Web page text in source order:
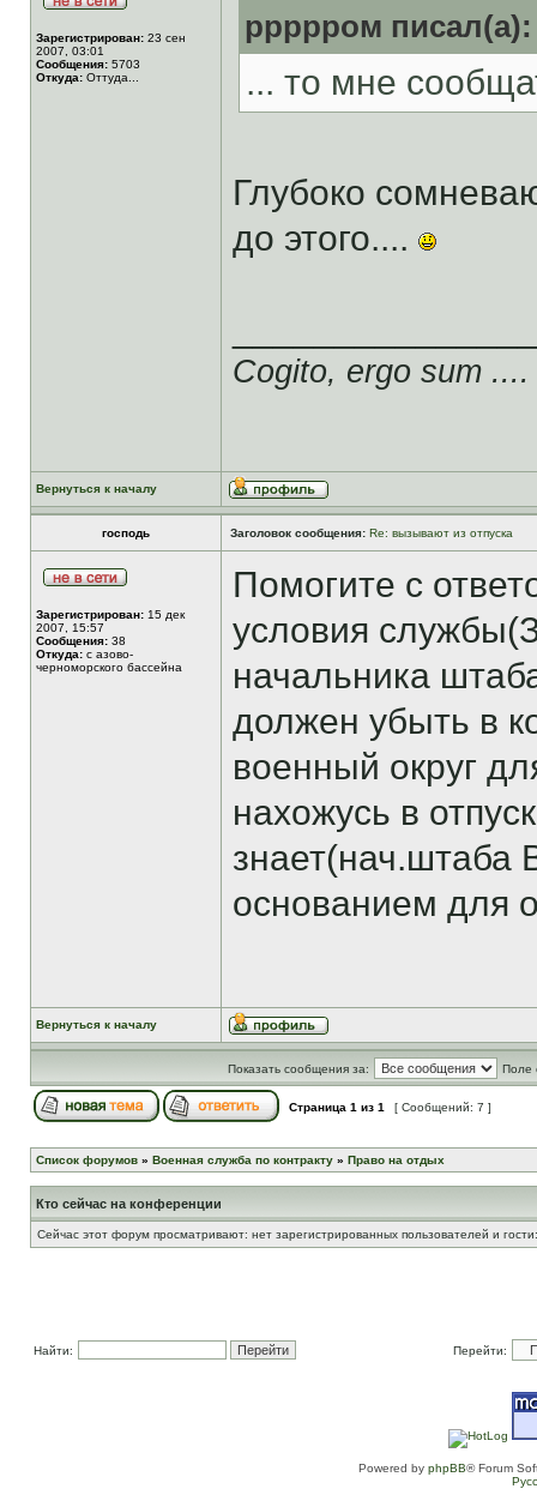
Зарегистрирован: 23 сен
2007, 03:01
Сообщения: 5703
Откуда: Оттуда...
ррррром писал(а):
... то мне
Глубоко
до этого....
Cogito, ergo sum ....
Вернуться к началу
господь Заголовок сообщения: Re: вызывают из отпуска
Зарегистрирован: 15 дек
2007, 15:57
Сообщения: 38
Откуда: с азово-
черноморского бассейна
Помогите с
условия
начальника
должен убыть в
военный округ
нахожусь в
знает(нач.штаба
основанием для
Вернуться к началу
Показать сообщения за: Поле
Страница 1 из 1 [ Сообщений: 7 ]
Список форумов » Военная служба по контракту » Право на отдых
Кто сейчас на конференции
Сейчас этот форум просматривают: нет зарегистрированных пользователей и
Найти: Перейти:
Powered by phpBB® Forum